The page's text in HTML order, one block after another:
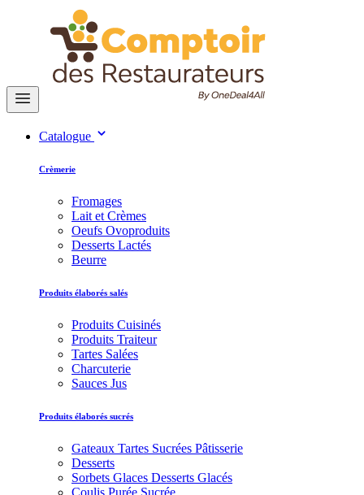
Catalogue
Crèmerie
Fromages
Lait et Crèmes
Oeufs Ovoproduits
Desserts Lactés
Beurre
Produits élaborés salés
Produits Cuisinés
Produits Traiteur
Tartes Salées
Charcuterie
Sauces Jus
Produits élaborés sucrés
Gateaux Tartes Sucrées Pâtisserie
Desserts
Sorbets Glaces Desserts Glacés
Coulis Purée Sucrée